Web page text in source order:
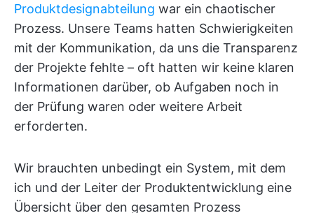
Produktdesignabteilung war ein chaotischer
Prozess. Unsere Teams hatten Schwierigkeiten
mit der Kommunikation, da uns die Transparenz
der Projekte fehlte – oft hatten wir keine klaren
Informationen darüber, ob Aufgaben noch in
der Prüfung waren oder weitere Arbeit
erforderten.
Wir brauchten unbedingt ein System, mit dem
ich und der Leiter der Produktentwicklung eine
Übersicht über den gesamten Prozess